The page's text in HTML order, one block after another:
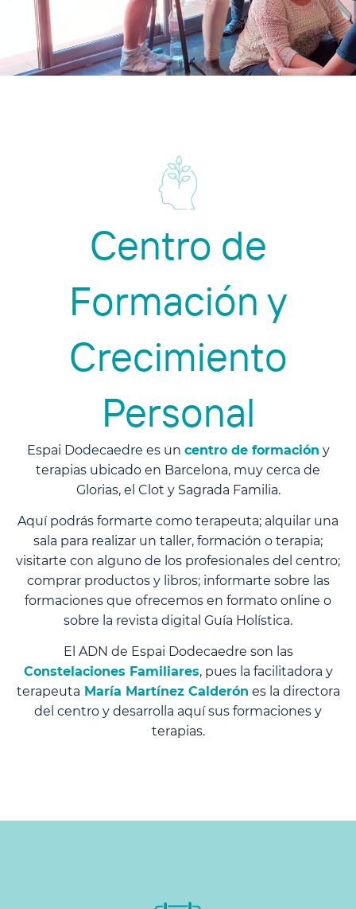
Centro de
Formación y
Crecimiento
Personal
Espai Dodecaedre es un centro de formación y
terapias ubicado en Barcelona, muy cerca de
Glorias, el Clot y Sagrada Familia.
Aquí podrás formarte como terapeuta; alquilar una
sala para realizar un taller, formación o terapia;
visitarte con alguno de los profesionales del centro;
comprar productos y libros; informarte sobre las
formaciones que ofrecemos en formato online o
sobre la revista digital Guía Holística.
El ADN de Espai Dodecaedre son las
Constelaciones Familiares, pues la facilitadora y
terapeuta María Martínez Calderón es la directora
del centro y desarrolla aquí sus formaciones y
terapias.